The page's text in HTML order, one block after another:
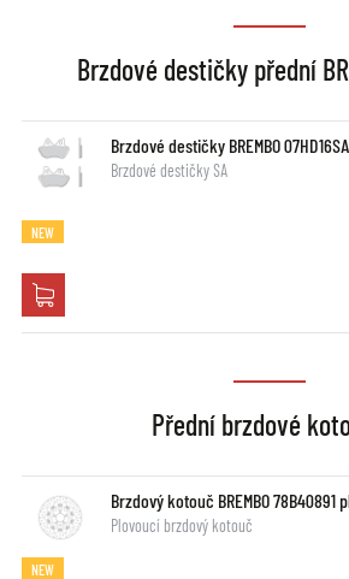
Brzdové destičky přední
Brzdové destičky BREMBO 07HD16SA
Brzdové destičky SA
NEW
Přední brzdové
Brzdový kotouč BREMBO 78B40891
Plovoucí brzdový kotouč
NEW